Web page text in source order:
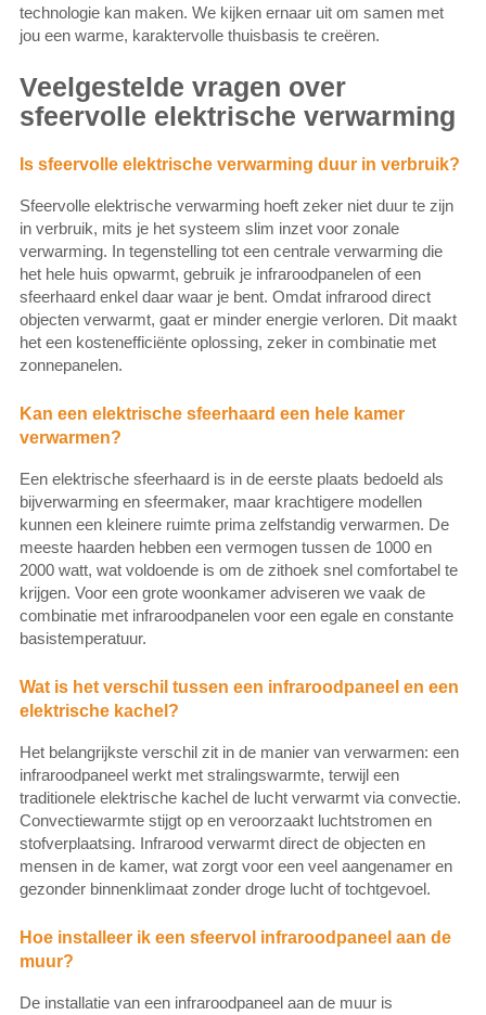
technologie kan maken. We kijken ernaar uit om samen met
jou een warme, karaktervolle thuisbasis te creëren.
Veelgestelde vragen over
sfeervolle elektrische verwarming
Is sfeervolle elektrische verwarming duur in verbruik?
Sfeervolle elektrische verwarming hoeft zeker niet duur te zijn
in verbruik, mits je het systeem slim inzet voor zonale
verwarming. In tegenstelling tot een centrale verwarming die
het hele huis opwarmt, gebruik je infraroodpanelen of een
sfeerhaard enkel daar waar je bent. Omdat infrarood direct
objecten verwarmt, gaat er minder energie verloren. Dit maakt
het een kostenefficiënte oplossing, zeker in combinatie met
zonnepanelen.
Kan een elektrische sfeerhaard een hele kamer
verwarmen?
Een elektrische sfeerhaard is in de eerste plaats bedoeld als
bijverwarming en sfeermaker, maar krachtigere modellen
kunnen een kleinere ruimte prima zelfstandig verwarmen. De
meeste haarden hebben een vermogen tussen de 1000 en
2000 watt, wat voldoende is om de zithoek snel comfortabel te
krijgen. Voor een grote woonkamer adviseren we vaak de
combinatie met infraroodpanelen voor een egale en constante
basistemperatuur.
Wat is het verschil tussen een infraroodpaneel en een
elektrische kachel?
Het belangrijkste verschil zit in de manier van verwarmen: een
infraroodpaneel werkt met stralingswarmte, terwijl een
traditionele elektrische kachel de lucht verwarmt via convectie.
Convectiewarmte stijgt op en veroorzaakt luchtstromen en
stofverplaatsing. Infrarood verwarmt direct de objecten en
mensen in de kamer, wat zorgt voor een veel aangenamer en
gezonder binnenklimaat zonder droge lucht of tochtgevoel.
Hoe installeer ik een sfeervol infraroodpaneel aan de
muur?
De installatie van een infraroodpaneel aan de muur is